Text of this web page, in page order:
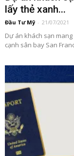
lấy thẻ xanh...
Đầu Tư Mỹ - 21/07/2021
Dự án khách sạn
cạnh sân bay San